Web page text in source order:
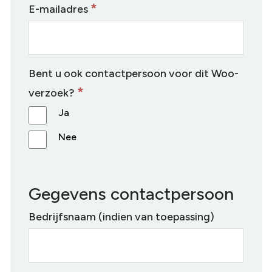
d
e
n
e
n
E-mailadres *
Bent u ook contactpersoon voor dit Woo-
verzoek? *
Ja
Nee
Gegevens contactpersoon
Bedrijfsnaam (indien van toepassing)